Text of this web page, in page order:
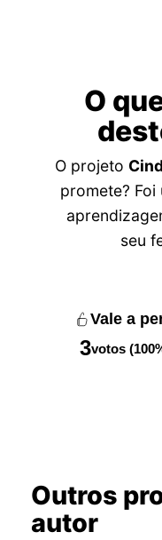
O
O projeto
promete?
seu
Vale a
3votos
Outros
autor